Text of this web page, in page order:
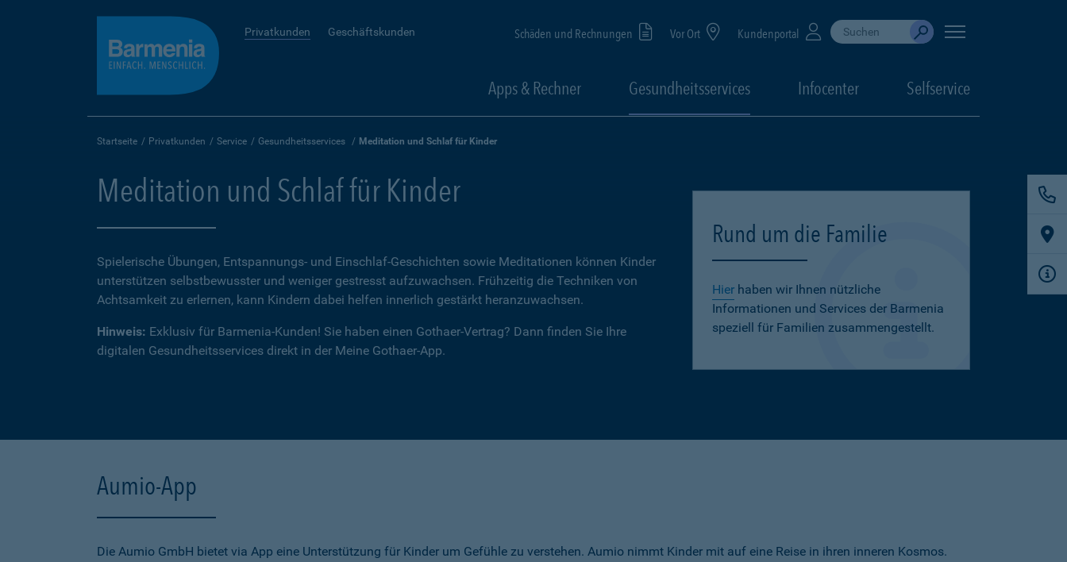
Privatkunden Geschäftskunden Schäden und Rechnungen Vor Ort Kundenportal Suche durchführen
When autocomplete results are available, use
Absenden
Apps & Rechner Gesundheitsservices Infocenter Selfservice
Startseite Privatkunden Service Gesundheitsservices Meditation und Schlaf für Kinder
Meditation und Schlaf für Kinder
Spielerische Übungen, Entspannungs- und Einschlaf-Geschichten sowie Meditationen können Kinder
unterstützen selbstbewusster und weniger gestresst aufzuwachsen. Frühzeitig die Techniken von
Achtsamkeit zu erlernen, kann Kindern dabei helfen innerlich gestärkt heranzuwachsen.
Hinweis: Exklusiv für Barmenia-Kunden! Sie haben einen Gothaer-Vertrag? Dann finden Sie Ihre
digitalen Gesundheitsservices direkt in der Meine Gothaer-App.
Rund um die Familie
Hier haben wir Ihnen nützliche
Informationen und Services der Barmenia
speziell für Familien zusammengestellt.
Aumio-App
Die Aumio GmbH bietet via App eine Unterstützung für Kinder um Gefühle zu verstehen. Aumio nimmt Kinder mit auf eine Reise in ihren inneren Kosmos.